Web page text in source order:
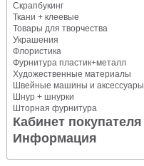
Скрапбукинг
Ткани + клеевые
Товары для творчества
Украшения
Флористика
Фурнитура пластик+металл
Художественные материалы
Швейные машины и аксессуары
Шнур + шнурки
Шторная фурнитура
Кабинет покупателя
Информация